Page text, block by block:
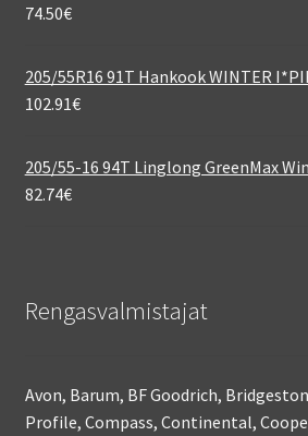
74.50€
205/55R16 91T Hankook WINTER
102.91€
205/55-16 94T Linglong GreenMax
82.74€
Rengasvalmistajat
Avon, Barum, BF Goodrich,
Profile, Compass, Continental,